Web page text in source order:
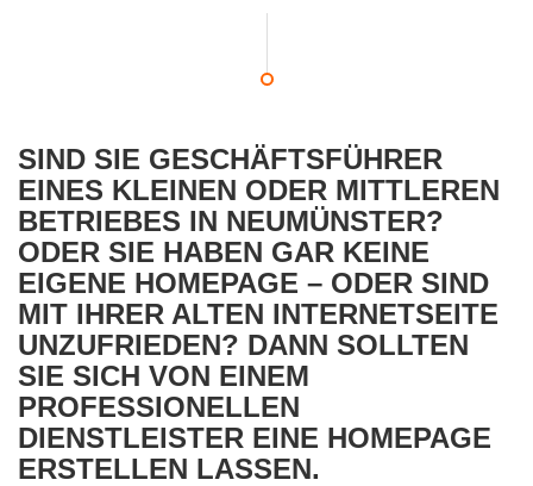
SIND SIE GESCHÄFTSFÜHRER
EINES KLEINEN ODER MITTLEREN
BETRIEBES IN NEUMÜNSTER?
ODER SIE HABEN GAR KEINE
EIGENE HOMEPAGE – ODER SIND
MIT IHRER ALTEN INTERNETSEITE
UNZUFRIEDEN? DANN SOLLTEN
SIE SICH VON EINEM
PROFESSIONELLEN
DIENSTLEISTER EINE HOMEPAGE
ERSTELLEN LASSEN.